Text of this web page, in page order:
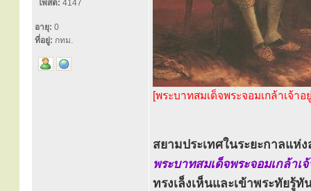
โพสต์: 4147
อายุ: 0
ที่อยู่: กทม.
[พระบาทสมเด็จพระจอมเกล้าเจ้า
สยามประเทศในระยะกาลแห่
พระบาทสมเด็จพระจอมเกล้า
ทรงเล็งเห็นและเข้าพระทัยรู้